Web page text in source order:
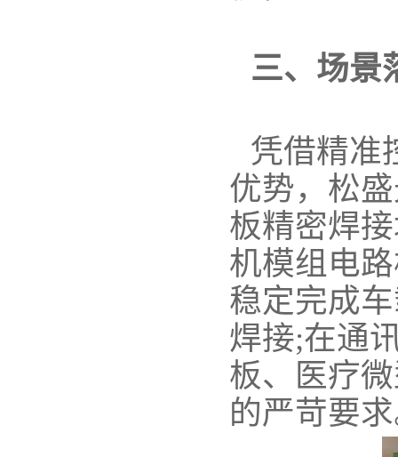
三、场景
凭借精准
优势，松
板精密焊
机模组电
稳定完成
焊接;在通
板、医疗
的严苛要